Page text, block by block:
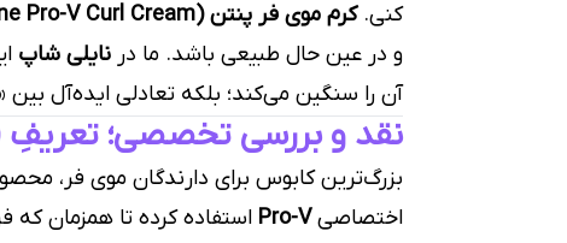
کنی.کرم موی فر پنتن (Pantene Pro-V Curl Cream)
و در عین حال طبیعی باشد. ما در نایلی شاپ
آن را سنگین می‌کند؛ بلکه تعادلی ایده‌آل
نقد و بررسی تخصصی؛
بزرگ‌ترین کابوس برای دارندگان موی فر،
اختصاصیPro-V استفاده کرده تا همزمان که